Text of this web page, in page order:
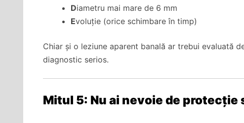
Diametru mai mare de 6 mm
Evoluție (orice schimbare în timp)
Chiar și o leziune aparent banală ar trebui evaluată
diagnostic serios.
Mitul 5: Nu ai nevoie de protecție